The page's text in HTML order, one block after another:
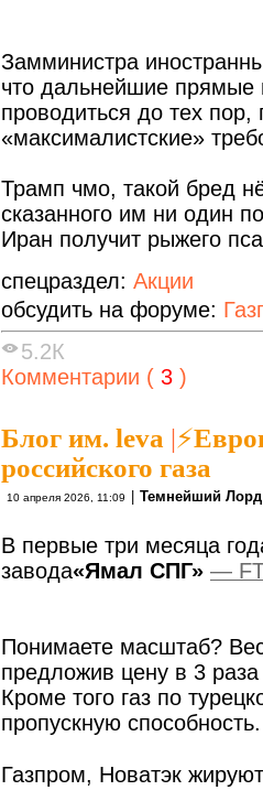
Замминистра
что дальнейшие
проводиться до тех
«максималистские»
Трамп чмо, такой бред
сказанного им ни один
Иран получит рыжего
спецраздел: Акции
обсудить на форуме:
5.2К
Комментарии ( 3 )
Блог им. leva |
российского газа
10 апреля 2026, 11:09 Темнейший Лорд
В первые три месяца
завода«Ямал СПГ» —
Понимаете масштаб?
предложив цену в 3
Кроме того газ по
пропускную
Газпром, Новатэк